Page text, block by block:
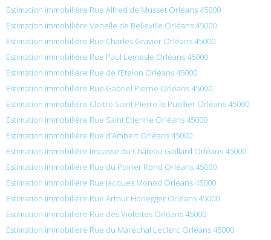
Estimation immobilière Rue Alfred de Musset Orléans 45000
Estimation immobilière Venelle de Belleville Orléans 45000
Estimation immobilière Rue Charles Gravier Orléans 45000
Estimation immobilière Rue Paul Lemesle Orléans 45000
Estimation immobilière Rue de l’Etelon Orléans 45000
Estimation immobilière Rue Gabriel Pierne Orléans 45000
Estimation immobilière Cloitre Saint Pierre le Puellier Orléans 45000
Estimation immobilière Rue Saint Etienne Orléans 45000
Estimation immobilière Rue d’Ambert Orléans 45000
Estimation immobilière Impasse du Château Gaillard Orléans 45000
Estimation immobilière Rue du Poirier Rond Orléans 45000
Estimation immobilière Rue Jacques Monod Orléans 45000
Estimation immobilière Rue Arthur Honegger Orléans 45000
Estimation immobilière Rue des Violettes Orléans 45000
Estimation immobilière Rue du Maréchal Leclerc Orléans 45000